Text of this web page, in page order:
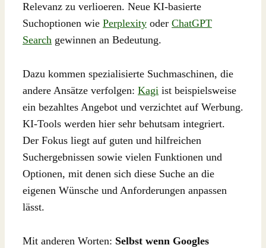
Relevanz zu verlioeren. Neue KI-basierte
Suchoptionen wie Perplexity oder ChatGPT
Search gewinnen an Bedeutung.
Dazu kommen spezialisierte Suchmaschinen, die
andere Ansätze verfolgen: Kagi ist beispielsweise
ein bezahltes Angebot und verzichtet auf Werbung.
KI-Tools werden hier sehr behutsam integriert.
Der Fokus liegt auf guten und hilfreichen
Suchergebnissen sowie vielen Funktionen und
Optionen, mit denen sich diese Suche an die
eigenen Wünsche und Anforderungen anpassen
lässt.
Mit anderen Worten: Selbst wenn Googles